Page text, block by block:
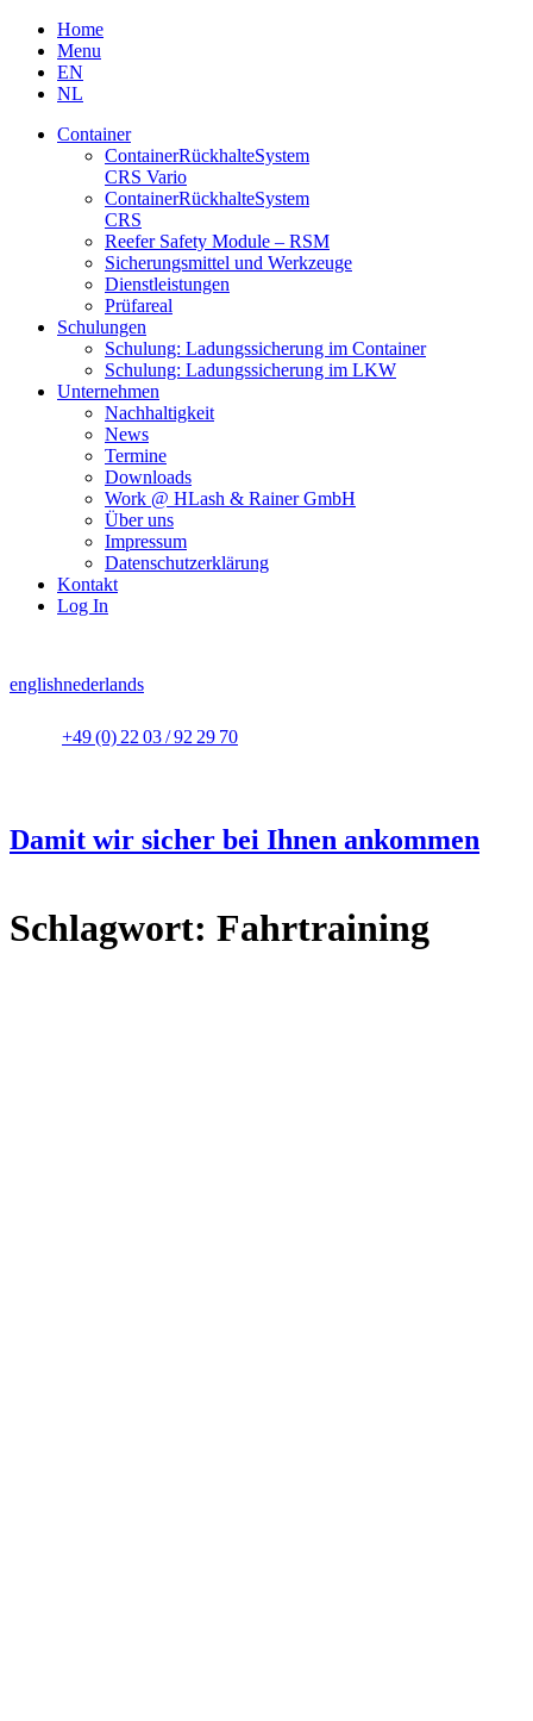
Skip
content
Home
Menu
EN
NL
Container
Container­Rückhalte­System
CRS Vario
Container­Rückhalte­System
CRS
Reefer Safety Module – RSM
Sicherungsmittel und Werkzeuge
Dienstleistungen
Prüfareal
Schulungen
Schulung: Ladungssicherung im Container
Schulung: Ladungssicherung im LKW
Unternehmen
Nachhaltigkeit
News
Termine
Downloads
Work @ HLash & Rainer GmbH
Über uns
Impressum
Datenschutzerklärung
Kontakt
Log In
englishnederlands
+49 (0) 22 03 / 92 29 70
Schlagwort: Fahrtraining
Damit wir sicher bei Ihnen ankommen